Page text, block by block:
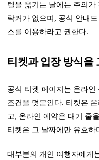
텔을 옮기는 날에는 주의가
락커가 없으며, 공식 안내
스를 이용하라고 권한다.
티켓과 입장 방식을
공식 티켓 페이지는 온라인
조건을 덧붙인다. 티켓은
고, 온라인 예약은 대기 줄
티켓은 그 날짜에만 유효하
대부분의 개인 여행자에게